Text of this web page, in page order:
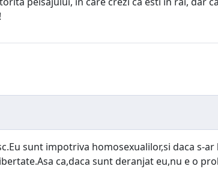
sunt impotriva homosexualilor,si daca
ca,daca sunt deranjat eu,nu e o